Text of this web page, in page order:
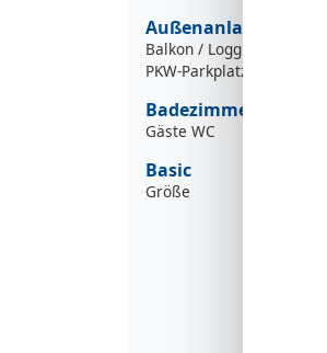
Außenanlage
Balkon / Loggia
PKW-Parkplatz
Badezimmer
Gäste WC
Basic
Größe